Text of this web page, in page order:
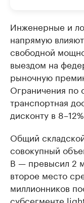
Инженерные и
напрямую
свободной
выездом на
рыночную
Ограничения по
транспортная
дисконту в 8–12%.
Общий
совокупный
В — превысил 2
второе место
миллионников
субсегменте